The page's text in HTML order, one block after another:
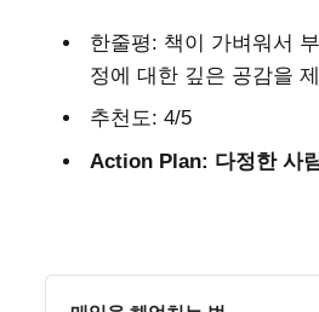
한줄평: 책이 가벼워서
정에 대한 깊은 공감을
추천도: 4/5
Action Plan: 다정한 사